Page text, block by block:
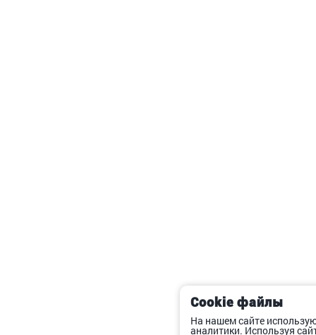
Cookie файлы
На нашем сайте
аналитики. Используя